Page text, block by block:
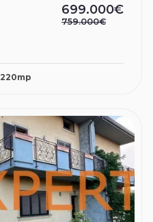
699.000€
759.000€
220mp